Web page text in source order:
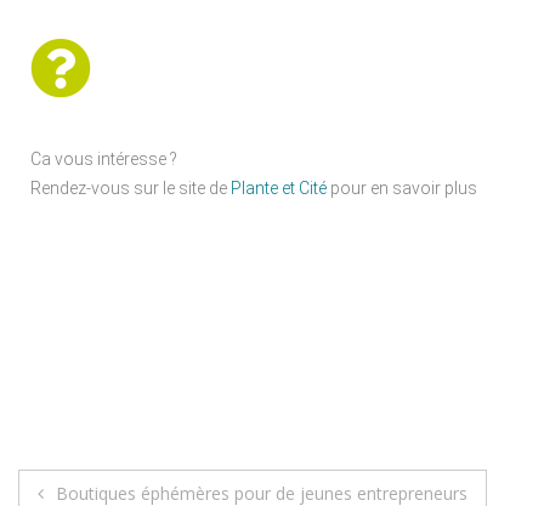
Ca vous intéresse ?
Rendez-vous sur le site de Plante et Cité pour en savoir plus
Boutiques éphémères pour de jeunes entrepreneurs